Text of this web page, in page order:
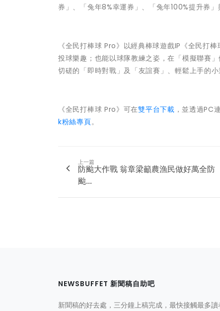
券」、「兔年8%幸運券」、「兔年100%提升券
《全民打棒球 Pro》以經典棒球遊戲IP《全民打
投球樂趣；也能以球隊教練之姿，在「模擬聯賽
切磋的「即時對戰」及「友誼賽」、輕鬆上手的
《全民打棒球 Pro》可在雙平台下載 ，並透過PC
k粉絲專頁。
上一篇
防颱大作戰 翁章梁籲農漁民做好萬全防
颱...
NEWSBUFFET 新聞稿自助吧
新聞稿的好去處，三分鐘上稿完成，最快接觸最多讀